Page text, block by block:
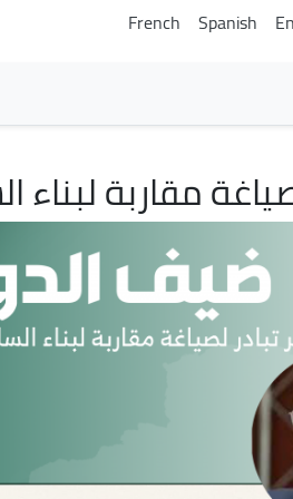
Spanish
French
مقاربة